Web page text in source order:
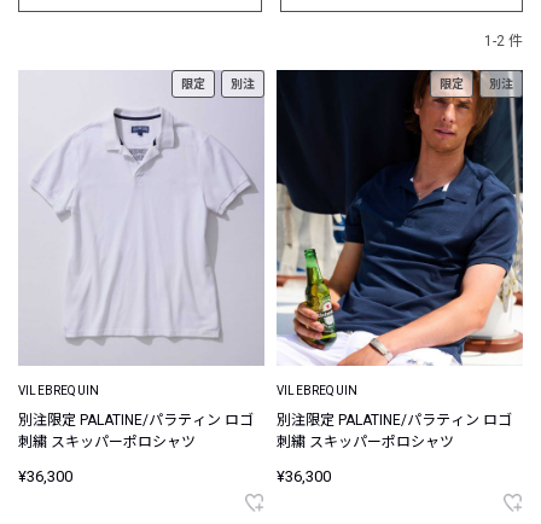
1-2 件
限定 別注
VILEBREQUIN
別注限定 PALATINE/パラティン ロゴ
刺繍 スキッパーポロシャツ
¥36,300
限定 別注
VILEBREQUIN
別注限定 PALATINE/パラティン ロゴ
刺繍 スキッパーポロシャツ
¥36,300